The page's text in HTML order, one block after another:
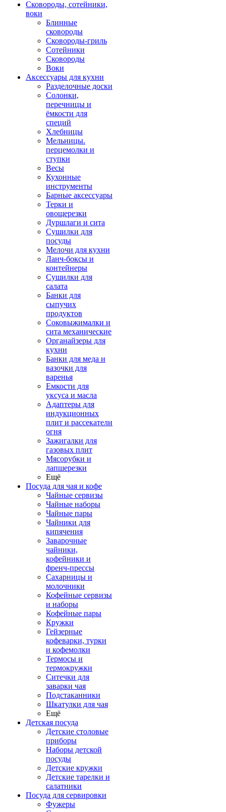
Сковороды, сотейники,
воки
Блинные
сковороды
Сковороды-гриль
Сотейники
Сковороды
Воки
Аксессуары для кухни
Разделочные доски
Солонки,
перечницы и
ёмкости для
специй
Хлебницы
Мельницы.
перцемолки и
ступки
Весы
Кухонные
инструменты
Барные аксессуары
Терки и
овощерезки
Дуршлаги и сита
Сушилки для
посуды
Мелочи для кухни
Ланч-боксы и
контейнеры
Сушилки для
салата
Банки для
сыпучих
продуктов
Соковыжималки и
сита механические
Органайзеры для
кухни
Банки для меда и
вазочки для
варенья
Емкости для
уксуса и масла
Адаптеры для
индукционных
плит и рассекатели
огня
Зажигалки для
газовых плит
Мясорубки и
лапшерезки
Ещё
Посуда для чая и кофе
Чайные сервизы
Чайные наборы
Чайные пары
Чайники для
кипячения
Заварочные
чайники,
кофейники и
френч-прессы
Сахарницы и
молочники
Кофейные сервизы
и наборы
Кофейные пары
Кружки
Гейзерные
кофеварки, турки
и кофемолки
Термосы и
термокружки
Ситечки для
заварки чая
Подстаканники
Шкатулки для чая
Ещё
Детская посуда
Детские столовые
приборы
Наборы детской
посуды
Детские кружки
Детские тарелки и
салатники
Посуда для сервировки
Фужеры